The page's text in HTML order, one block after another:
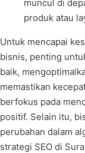
muncul di
produk atau
Untuk mencapai
bisnis, penting
baik,
memastikan
berfokus pada
positif. Selain itu,
perubahan dalam
strategi SEO di